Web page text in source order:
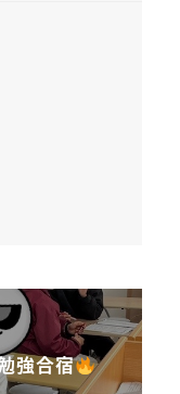
強合宿